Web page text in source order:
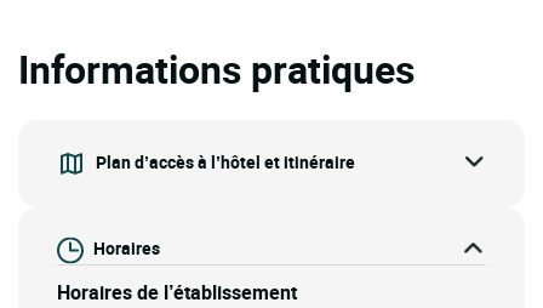
Informations pratiques
Plan d’accès à l’hôtel et itinéraire
Horaires
Horaires de l’établissement